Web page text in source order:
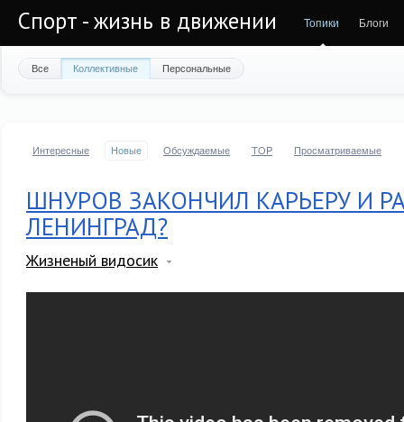
Спорт - жизнь в движении Топики Блоги
Все Коллективные Персональные
Интересные Новые Обсуждаемые TOP Просматриваемые
ШНУРОВ ЗАКОНЧИЛ КАРЬЕРУ И
ЛЕНИНГРАД?
Жизненый видосик